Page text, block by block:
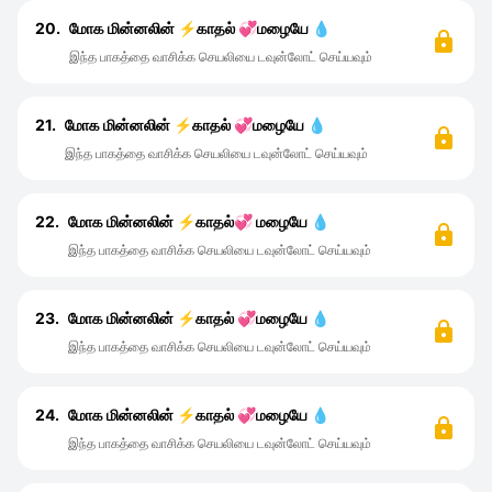
20. மோக மின்னலின் ⚡காதல் 💞மழையே 💧
இந்த பாகத்தை வாசிக்க செயலியை டவுன்லோட் செய்யவும்
21. மோக மின்னலின் ⚡காதல் 💞மழையே 💧
இந்த பாகத்தை வாசிக்க செயலியை டவுன்லோட் செய்யவும்
22. மோக மின்னலின் ⚡காதல்💞 மழையே 💧
இந்த பாகத்தை வாசிக்க செயலியை டவுன்லோட் செய்யவும்
23. மோக மின்னலின் ⚡காதல் 💞மழையே 💧
இந்த பாகத்தை வாசிக்க செயலியை டவுன்லோட் செய்யவும்
24. மோக மின்னலின் ⚡காதல் 💞மழையே 💧
இந்த பாகத்தை வாசிக்க செயலியை டவுன்லோட் செய்யவும்